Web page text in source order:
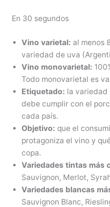
En 30 segundos
Vino varietal: al menos
variedad de uva
Vino monovarietal:
Todo monovarietal es
Etiquetado: la variedad
debe cumplir con el
cada país.
Objetivo: que el
protagoniza el vino y
copa.
Variedades tintas más
Sauvignon, Merlot,
Variedades blancas
Sauvignon Blanc,